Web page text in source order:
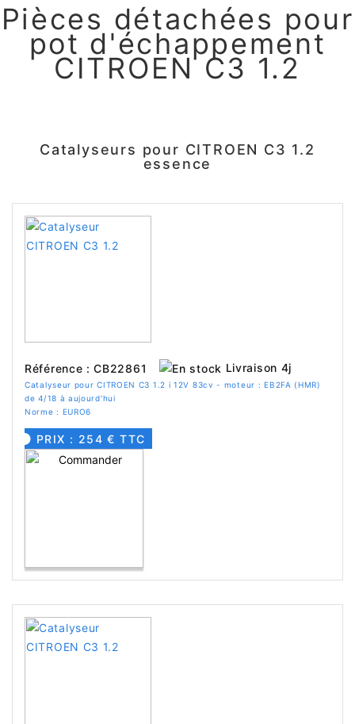
Pièces détachées pour
pot d'échappement
CITROEN C3 1.2
Catalyseurs pour CITROEN C3 1.2
essence
Référence : CB22861 Livraison 4j
Catalyseur pour CITROEN C3 1.2 i 12V 83cv - moteur : EB2FA (HMR)
de 4/18 à aujourd'hui
Norme : EURO6
PRIX : 254 € TTC